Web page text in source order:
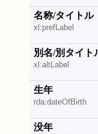
名称/タイトル
xl:prefLabel
別名/別タイト
xl:altLabel
生年
rda:dateOfBirth
没年